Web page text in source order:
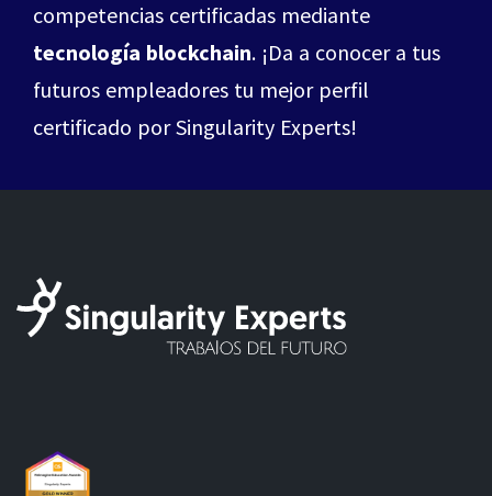
competencias certificadas mediante
tecnología blockchain. ¡Da a conocer a tus
futuros empleadores tu mejor perfil
certificado por Singularity Experts!